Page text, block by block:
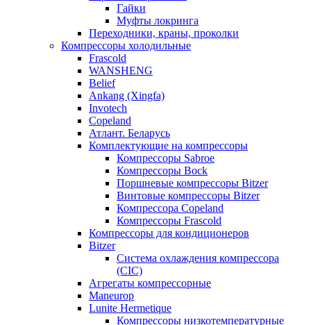
Гайки
Муфты локринга
Переходники, краны, проколки
Компрессоры холодильные
Frascold
WANSHENG
Belief
Ankang (Xingfa)
Invotech
Copeland
Атлант. Беларусь
Комплектующие на компрессоры
Компрессоры Sabroe
Компрессоры Bock
Поршневые компрессоры Bitzer
Винтовые компрессоры Bitzer
Компрессора Copeland
Компрессоры Frascold
Компрессоры для кондиционеров
Bitzer
Система охлаждения компрессора
(CIC)
Агрегаты компрессорные
Maneurop
Lunite Hermetique
Компрессоры низкотемпературные